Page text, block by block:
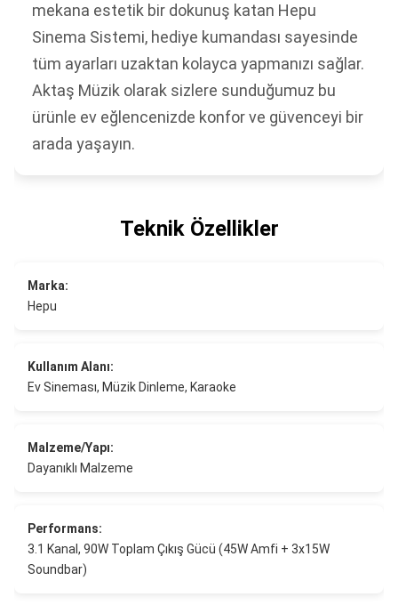
mekana estetik bir dokunuş katan Hepu
Sinema Sistemi, hediye kumandası sayesinde
tüm ayarları uzaktan kolayca yapmanızı sağlar.
Aktaş Müzik olarak sizlere sunduğumuz bu
ürünle ev eğlencenizde konfor ve güvenceyi bir
arada yaşayın.
Teknik Özellikler
Marka:
Hepu
Kullanım Alanı:
Ev Sineması, Müzik Dinleme, Karaoke
Malzeme/Yapı:
Dayanıklı Malzeme
Performans:
3.1 Kanal, 90W Toplam Çıkış Gücü (45W Amfi + 3x15W
Soundbar)